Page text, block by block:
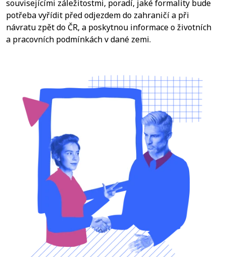
souvisejícími záležitostmi, poradí, jaké formality bude
potřeba vyřídit před odjezdem do zahraničí a při
návratu zpět do ČR, a poskytnou informace o životních
a pracovních podmínkách v dané zemi.